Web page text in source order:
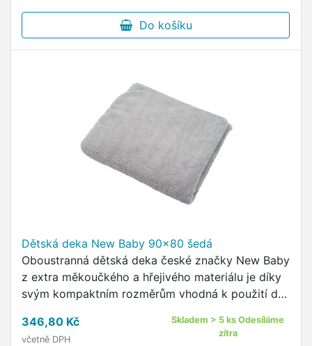
Do košíku
Dětská deka New Baby 90x80 šedá
Oboustranná dětská deka české značky New Baby
z extra měkoučkého a hřejivého materiálu je díky
svým kompaktním rozměrům vhodná k použití do
jako hrací …
346,80 Kč
včetně DPH
Skladem > 5 ks Odesíláme
zítra